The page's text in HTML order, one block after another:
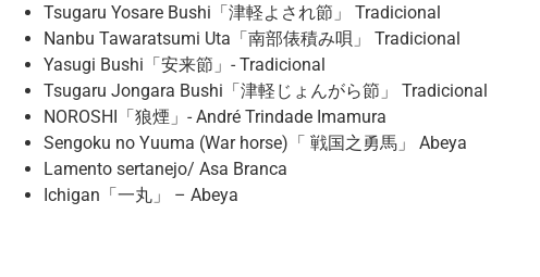
Tsugaru Yosare Bushi「津軽よされ節」 Tradicional
Nanbu Tawaratsumi Uta「南部俵積み唄」 Tradicional
Yasugi Bushi「安来節」- Tradicional
Tsugaru Jongara Bushi「津軽じょんがら節」 Tradicional
NOROSHI「狼煙」- André Trindade Imamura
Sengoku no Yuuma (War horse)「 戦国之勇馬」 Abeya
Lamento sertanejo/ Asa Branca
Ichigan「一丸」 – Abeya